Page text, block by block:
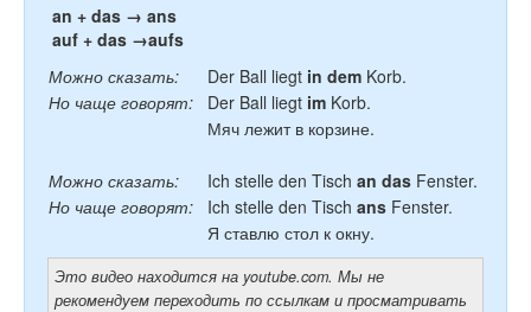
an + das → ans
auf + das →aufs
Можно сказать:
Der Ball liegt in dem Korb.
Но чаще говорят:
Der Ball liegt im Korb.
Мяч лежит в корзине.
Можно сказать: Ich stelle den Tisch an das Fenster.
Но чаще говорят:
Ich stelle den Tisch ans Fenster.
Я ставлю стол к окну.
Это видео находится на youtube.com. Мы не
рекомендуем переходить по ссылкам и просматривать